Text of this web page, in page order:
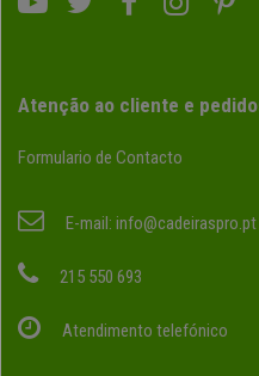
Atenção ao cliente e
Formulario de Contacto
E-mail: info@cadeiraspro.pt
215 550 693
Atendimento telefónico